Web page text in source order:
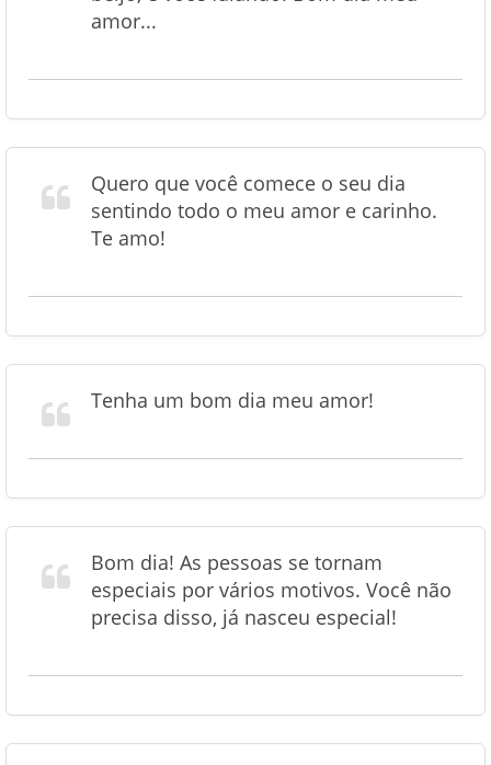
amor...
Quero que você comece o seu dia
sentindo todo o meu amor e carinho.
Te amo!
Tenha um bom dia meu amor!
Bom dia! As pessoas se tornam
especiais por vários motivos. Você não
precisa disso, já nasceu especial!